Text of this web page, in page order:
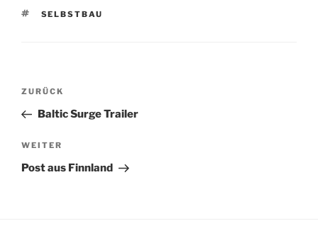
SCHLAGWÖRTER
SELBSTBAU
Beitragsnavigation
Vorheriger
Beitrag
ZURÜCK
Baltic Surge Trailer
Nächster
Beitrag
WEITER
Post aus Finnland